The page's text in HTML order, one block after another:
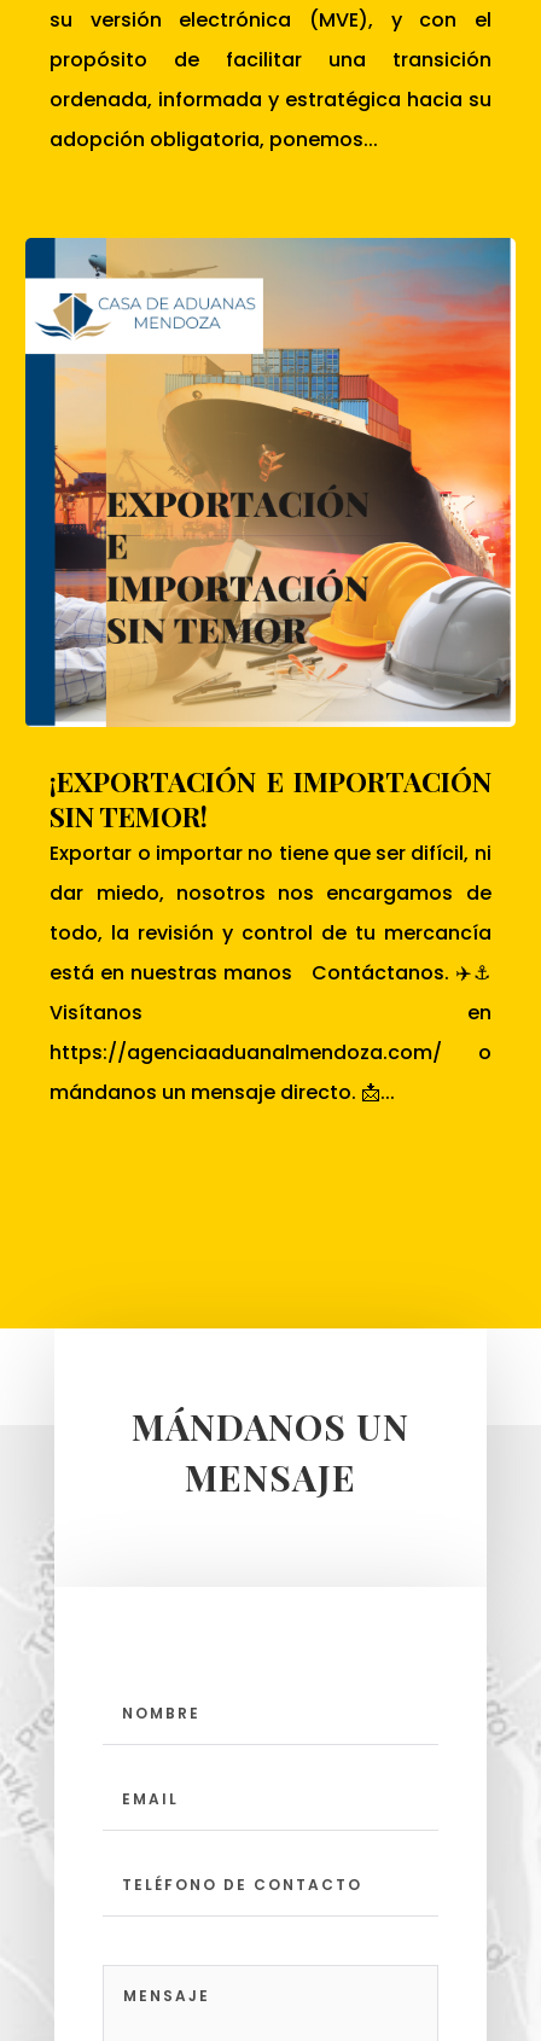
su versión electrónica (MVE), y con el
propósito de facilitar una transición
ordenada, informada y estratégica hacia su
adopción obligatoria, ponemos...
¡EXPORTACIÓN E IMPORTACIÓN
SIN TEMOR!
Exportar o importar no tiene que ser difícil, ni
dar miedo, nosotros nos encargamos de
todo, la revisión y control de tu mercancía
está en nuestras manos Contáctanos. ✈️⚓
Visítanos en
https://agenciaaduanalmendoza.com/ o
mándanos un mensaje directo. 📩...
MÁNDANOS UN
MENSAJE